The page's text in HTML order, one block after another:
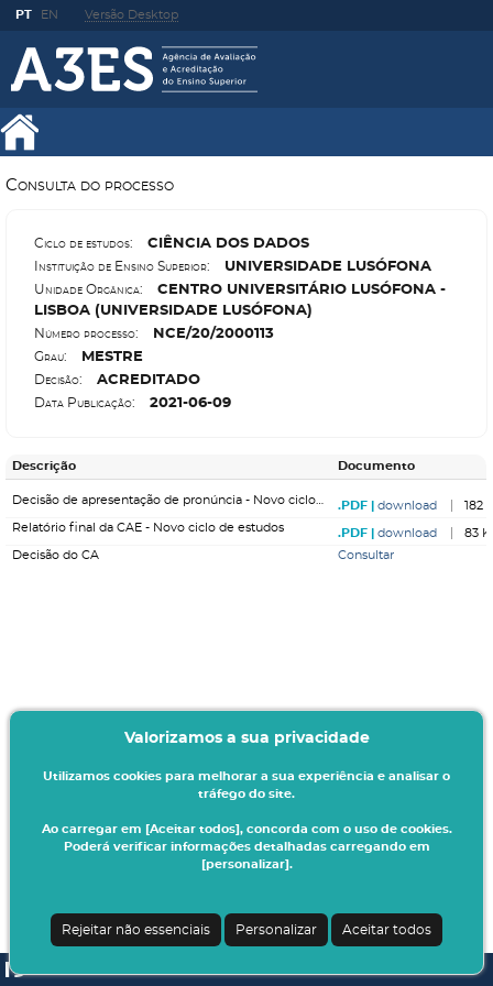
PT EN Versão Desktop
Consulta do processo
Ciclo de estudos: C IÊNCIA DOS DADOS
Instituição de Ensino Superior: U NIVERSIDADE LUSÓFONA
Unidade Orgânica: C ENTRO UNIVERSITÁRIO LUSÓFONA -
LISBOA (UNIVERSIDADE LUSÓFONA)
Número processo: N CE/20/2000113
Grau: M ESTRE
Decisão: ACREDITADO
Data Publicação: 2021-06-09
Descrição Documento
download
182
Relatório final da CAE - Novo ciclo de estudos
download
83
Decisão do CA
Consultar
Valorizamos a sua privacidade
Utilizamos cookies para melhorar a sua experiência e analisar o
tráfego do site.
Ao carregar em [Aceitar todos], concorda com o uso de cookies.
Poderá verificar informações detalhadas carregando em
[personalizar].
Rejeitar não essenciais Personalizar Aceitar todos